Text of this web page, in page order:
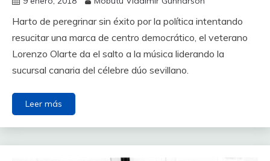
Harto de peregrinar sin éxito por la política intentando
resucitar una marca de centro democrático, el veterano
Lorenzo Olarte da el salto a la música liderando la
sucursal canaria del célebre dúo sevillano.
Leer más